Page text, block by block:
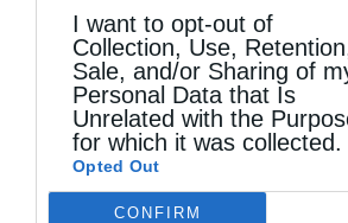
I want to opt-out of
Collection, Use,
Sale, and/or Sharing of
Personal Data that Is
Unrelated with the
for which it was collected.
Opted Out
CONFIRM
κάθε …